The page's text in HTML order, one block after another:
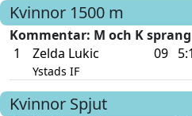
Kvinnor 1500 m
Kommentar: M och K
1
Zelda Lukic
Ystads IF
09
Kvinnor Spjut